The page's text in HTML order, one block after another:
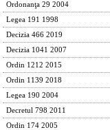
Ordonanţa 29 2004
Legea 191 1998
Decizia 466 2019
Decizia 1041 2007
Ordin 1212 2015
Ordin 1139 2018
Legea 190 2004
Decretul 798 2011
Ordin 174 2005